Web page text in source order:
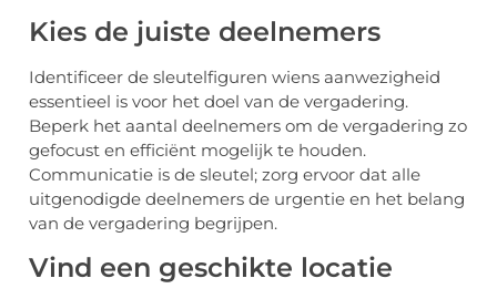
Kies de juiste deelnemers
Identificeer de sleutelfiguren wiens aanwezigheid
essentieel is voor het doel van de vergadering.
Beperk het aantal deelnemers om de vergadering zo
gefocust en efficiënt mogelijk te houden.
Communicatie is de sleutel; zorg ervoor dat alle
uitgenodigde deelnemers de urgentie en het belang
van de vergadering begrijpen.
Vind een geschikte locatie